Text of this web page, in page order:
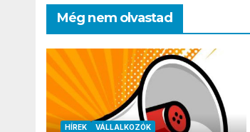
Még nem olvastad
HÍREK VÁLLALKOZÓK